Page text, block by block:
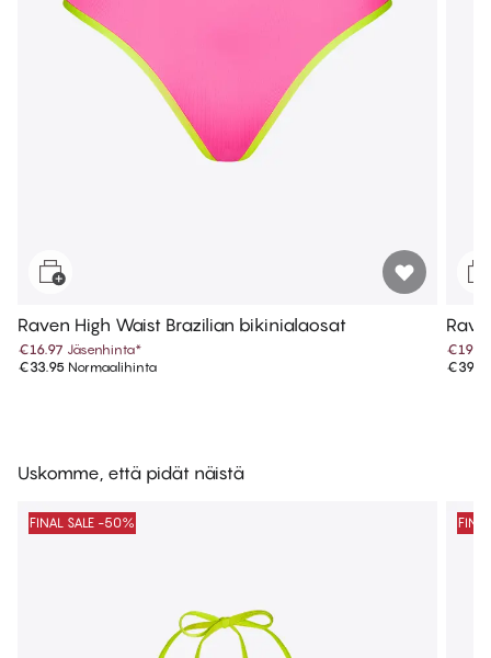
Raven High Waist Brazilian bikinialaosat
€16.97 Jäsenhinta*
€33.95 Normaalihinta
€19.97
Uskomme, että pidät näistä
FINAL SALE -50%